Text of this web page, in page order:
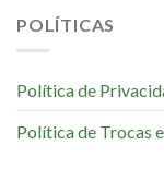
POLÍTICAS
Política de
Política de Trocas